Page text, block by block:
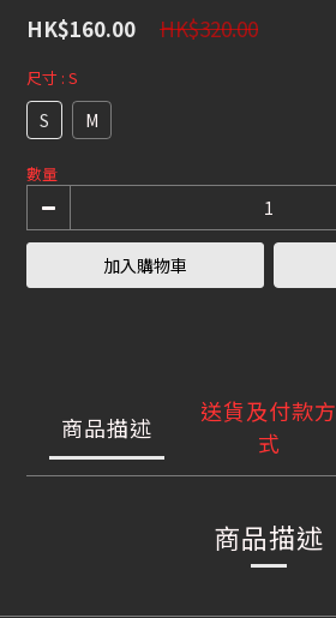
HK$320.00
HK$160.00
尺寸 : S
S M
數量
加入購物車
商品描述
送貨及付款方
式
商品描述